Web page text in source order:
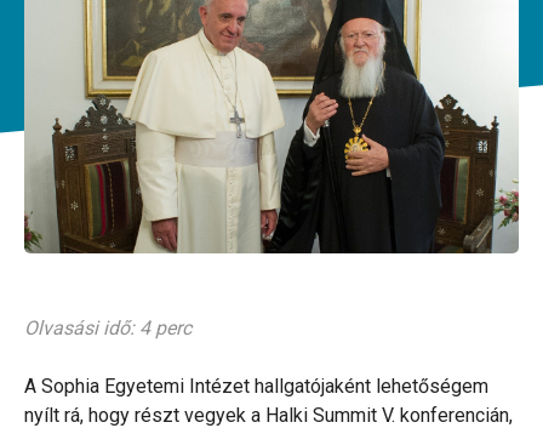
Olvasási idő: 4 perc
A Sophia Egyetemi Intézet hallgatójaként lehetőségem
nyílt rá, hogy részt vegyek a Halki Summit V. konferencián,